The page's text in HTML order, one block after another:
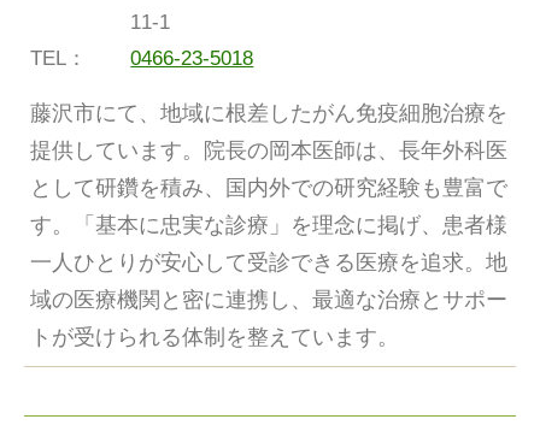
11-1
TEL：
0466-23-5018
藤沢市にて、地域に根差したがん免疫細胞治療を
提供しています。院長の岡本医師は、長年外科医
として研鑽を積み、国内外での研究経験も豊富で
す。「基本に忠実な診療」を理念に掲げ、患者様
一人ひとりが安心して受診できる医療を追求。地
域の医療機関と密に連携し、最適な治療とサポー
トが受けられる体制を整えています。